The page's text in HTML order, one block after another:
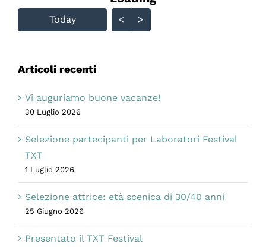
Skip Calendar
Today < >
Articoli recenti
Vi auguriamo buone vacanze!
30 Luglio 2026
Selezione partecipanti per Laboratori Festival
TXT
1 Luglio 2026
Selezione attrice: età scenica di 30/40 anni
25 Giugno 2026
Presentato il TXT Festival